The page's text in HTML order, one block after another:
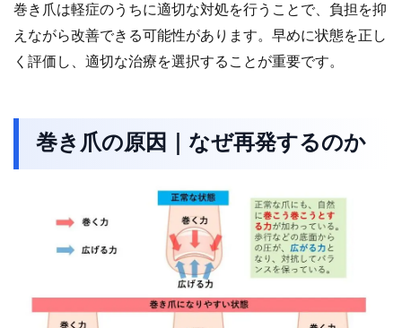
巻き爪は軽症のうちに適切な対処を行うことで、負担を抑
えながら改善できる可能性があります。早めに状態を正し
く評価し、適切な治療を選択することが重要です。
巻き爪の原因｜なぜ再発するのか